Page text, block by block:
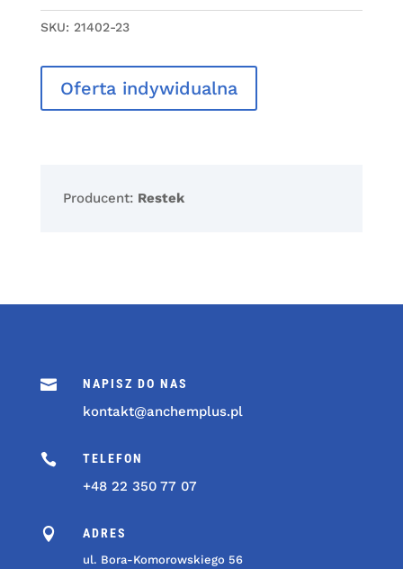
SKU: 21402-23
Oferta indywidualna
Producent: Restek
 NAPISZ DO NAS
kontakt@anchemplus.pl
 TELEFON
+48 22 350 77 07
 ADRES
ul. Bora-Komorowskiego 56